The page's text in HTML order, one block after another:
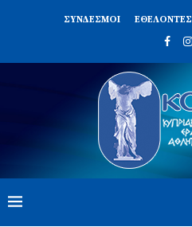
ΣΥΝΔΈΣΜΟΙ ΕΘΕΛΟΝΤΈΣ